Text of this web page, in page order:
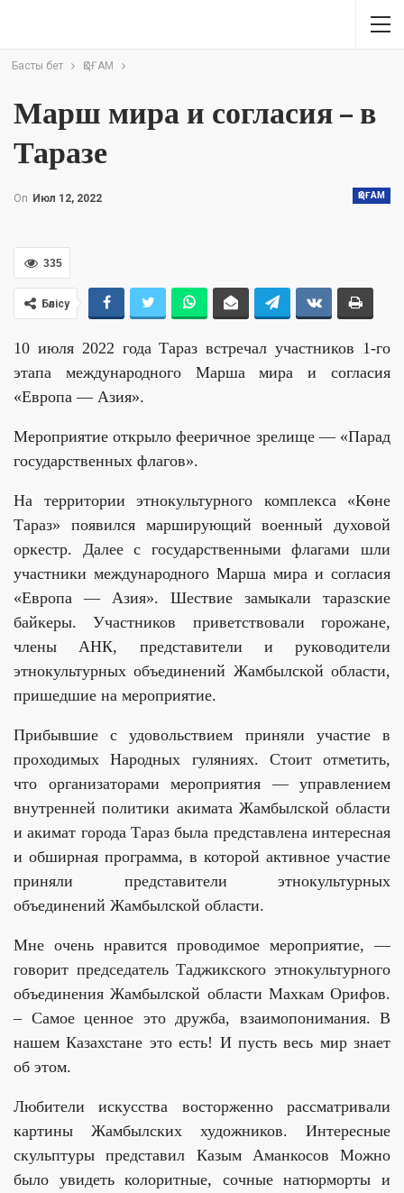
Басты бет ҚОҒАМ
Марш мира и согласия – в
Таразе
ҚОҒАМ
On Июл 12, 2022
335
Бөлісу
10 июля 2022 года Тараз встречал участников 1-го
этапа международного Марша мира и согласия
«Европа — Азия».
Мероприятие открыло фееричное зрелище — «Парад
государственных флагов».
На территории этнокультурного комплекса «Көне
Тараз» появился марширующий военный духовой
оркестр. Далее с государственными флагами шли
участники международного Марша мира и согласия
«Европа — Азия». Шествие замыкали таразские
байкеры. Участников приветствовали горожане,
члены АНК, представители и руководители
этнокультурных объединений Жамбылской области,
пришедшие на мероприятие.
Прибывшие с удовольствием приняли участие в
проходимых Народных гуляниях. Стоит отметить,
что организаторами мероприятия — управлением
внутренней политики акимата Жамбылской области
и акимат города Тараз была представлена интересная
и обширная программа, в которой активное участие
приняли представители этнокультурных
объединений Жамбылской области.
Мне очень нравится проводимое мероприятие, —
говорит председатель Таджикского этнокультурного
объединения Жамбылской области Махкам Орифов.
– Самое ценное это дружба, взаимопонимания. В
нашем Казахстане это есть! И пусть весь мир знает
об этом.
Любители искусства восторженно рассматривали
картины Жамбылских художников. Интересные
скульптуры представил Казым Аманкосов Можно
было увидеть колоритные, сочные натюрморты и